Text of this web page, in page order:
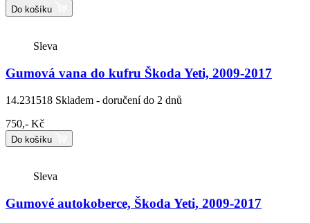
Do košíku
Sleva
Gumová vana do kufru Škoda Yeti, 2009-2017
14.231518 Skladem - doručení do 2 dnů
750,- Kč
Do košíku
Sleva
Gumové autokoberce, Škoda Yeti, 2009-2017